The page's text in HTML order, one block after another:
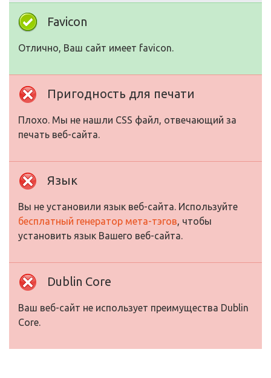
Favicon
Отлично, Ваш сайт имеет favicon.
Пригодность для печати
Плохо. Мы не нашли CSS файл, отвечающий за
печать веб-сайта.
Язык
Вы не установили язык веб-сайта. Используйте
бесплатный генератор мета-тэгов, чтобы
установить язык Вашего веб-сайта.
Dublin Core
Ваш веб-сайт не использует преимущества Dublin
Core.